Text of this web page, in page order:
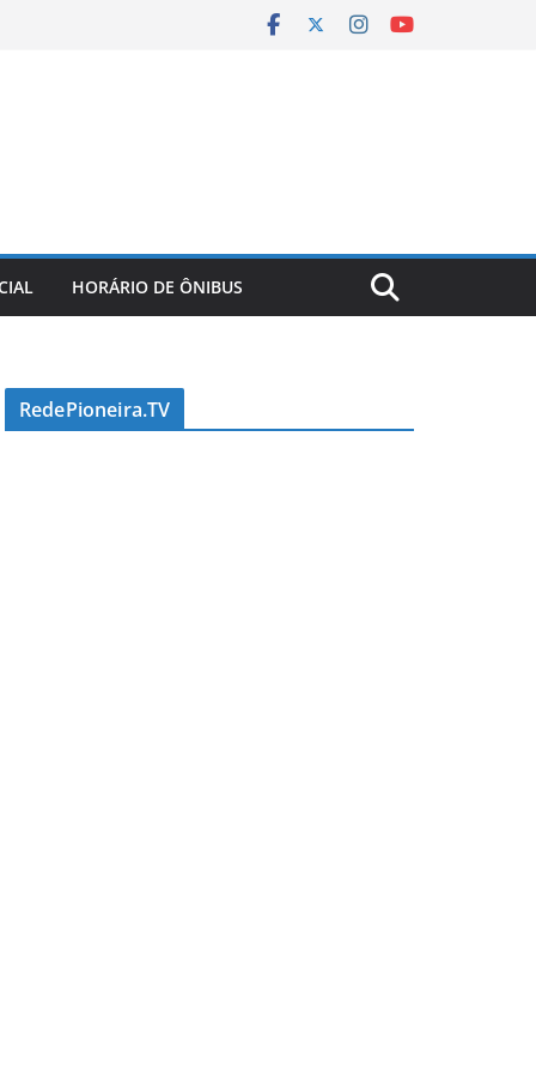
HORÁRIO DE ÔNIBUS
RedePioneira.TV